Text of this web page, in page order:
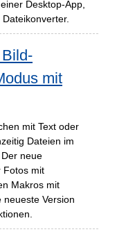
Desktop-App,
mit
mit Text oder
Dateien im
neue
Fotos mit
Makros mit
neueste Version